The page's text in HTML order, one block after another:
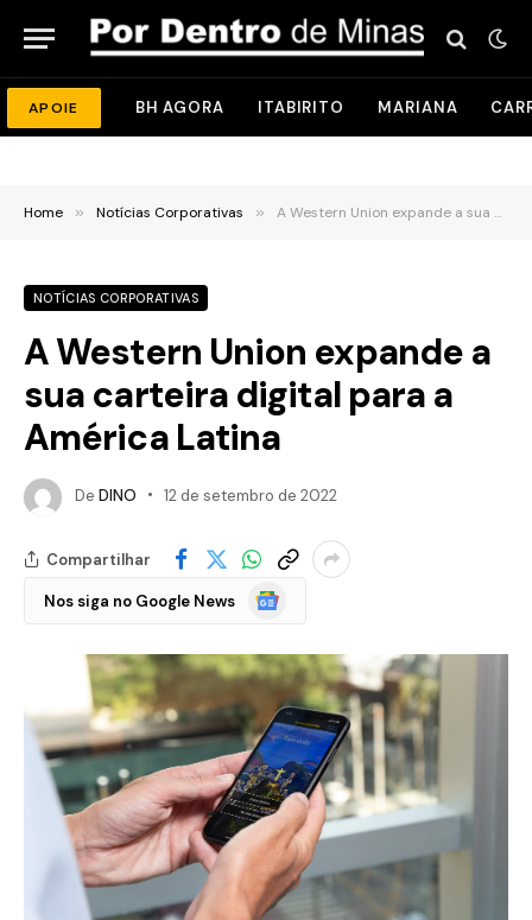
APOIE BH AGORA ITABIRITO MARIANA
Home » Notícias Corporativas » A Western Union expande a sua carteira digital para a América Latina
NOTÍCIAS CORPORATIVAS
A Western Union expande a
sua carteira digital para a
América Latina
De DINO 12 de setembro de 2022
Compartilhar
Nos siga no Google News
Google
Notícias